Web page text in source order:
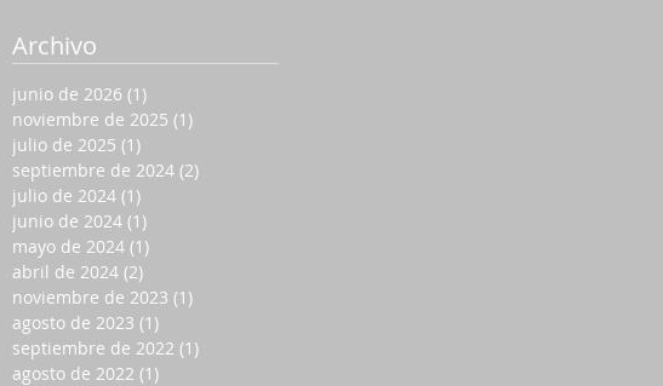
Archivo
junio de 2026 (1)
noviembre de 2025 (1)
julio de 2025 (1)
septiembre de 2024 (2)
julio de 2024 (1)
junio de 2024 (1)
mayo de 2024 (1)
abril de 2024 (2)
noviembre de 2023 (1)
agosto de 2023 (1)
septiembre de 2022 (1)
agosto de 2022 (1)